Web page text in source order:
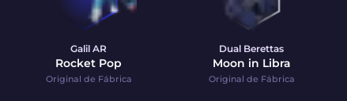
Galil AR
Rocket Pop
Original de Fábrica
Dual Berettas
Moon in Libra
Original de Fábrica